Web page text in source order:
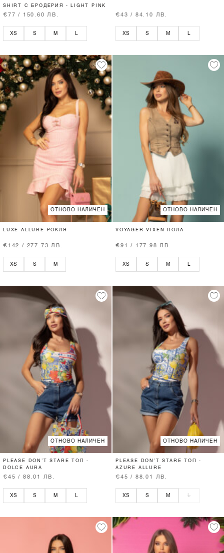
SHIRT С БРОДЕРИЯ - LIGHT PINK
€77 / 150.60 ЛВ.
XS S M
€43 / 84.10 ЛВ.
XS S M
ОТНОВО НАЛИЧЕН
LUXE ALLURE РОКЛЯ
€142 / 277.73 ЛВ.
XS S M
ОТНОВО НАЛИЧЕН
VOYAGER VIXEN ПОЛА
€91 / 177.98 ЛВ.
XS S M L
ОТНОВО НАЛИЧЕН
PLEASE DON’T STARE ТОП -
DOLCE AURA
€45 / 88.01 ЛВ.
XS S M
ОТНОВО НАЛИЧЕН
PLEASE DON’T STARE ТОП -
AZURE ALLURE
€45 / 88.01 ЛВ.
XS S M L